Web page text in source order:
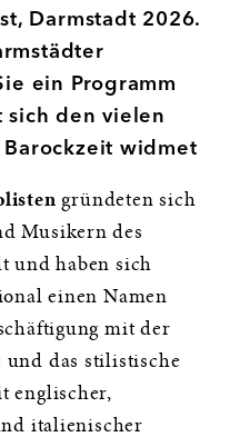
Darmstadt 2026.
ein Programm
sich den vielen
widmet
gründeten sich
Musikern des
und haben sich
einen Namen
mit der
und das stilistische
englischer,
italienischer